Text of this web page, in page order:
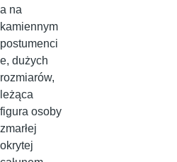
a na
kamiennym
postumenci
e, dużych
rozmiarów,
leżąca
figura osoby
zmarłej
okrytej